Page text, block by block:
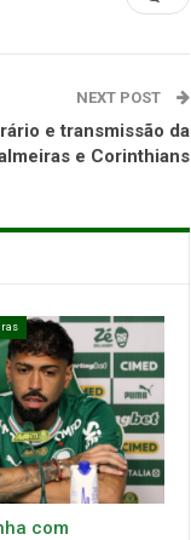
NEXT POST
e transmissão da
e Corinthians
com